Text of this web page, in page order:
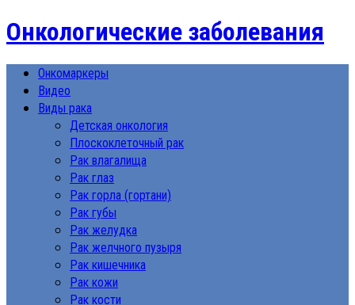
Онкологические заболевания
Онкомаркеры
Видео
Виды рака
Детская онкология
Плоскоклеточный рак
Рак влагалища
Рак глаз
Рак горла (гортани)
Рак губы
Рак желудка
Рак желчного пузыря
Рак кишечника
Рак кожи
Рак кости